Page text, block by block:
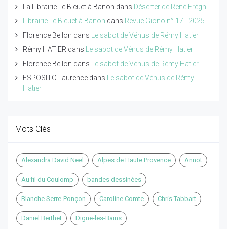
La Librairie Le Bleuet à Banon dans Déserter de René Frégni
Librairie Le Bleuet à Banon dans Revue Giono n° 17 - 2025
Florence Bellon dans
Le sabot de Vénus de Rémy Hatier
Rémy HATIER dans
Le sabot de Vénus de Rémy Hatier
Florence Bellon dans
Le sabot de Vénus de Rémy Hatier
ESPOSITO Laurence dans
Le sabot de Vénus de Rémy
Hatier
Mots Clés
Alexandra David Neel Alpes de Haute Provence Annot
Au fil du Coulomp bandes dessinées
Blanche Serre-Ponçon Caroline Comte Chris Tabbart
Daniel Berthet Digne-les-Bains